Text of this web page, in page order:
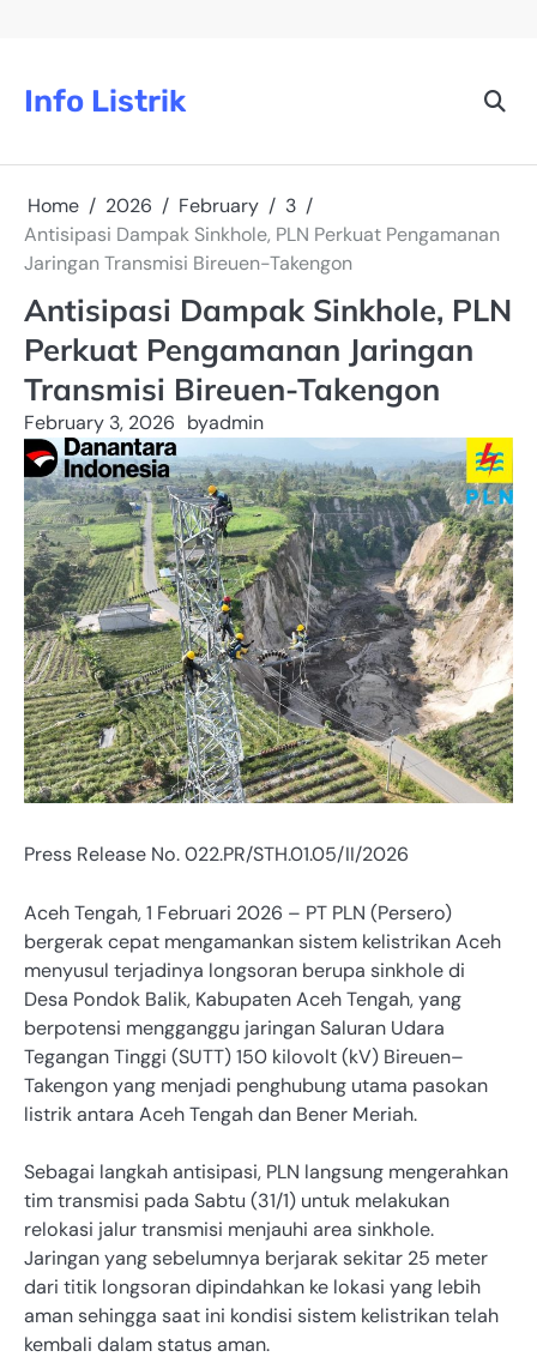
Info Listrik
Home 2026 February
3
Antisipasi Dampak Sinkhole, PLN Perkuat Pengamanan
Jaringan Transmisi Bireuen-Takengon
Antisipasi Dampak Sinkhole, PLN
Perkuat Pengamanan Jaringan
Transmisi Bireuen-Takengon
February 3, 2026 byadmin
Press Release No. 022.PR/STH.01.05/II/2026
Aceh Tengah, 1 Februari 2026 – PT PLN (Persero)
bergerak cepat mengamankan sistem kelistrikan Aceh
menyusul terjadinya longsoran berupa sinkhole di
Desa Pondok Balik, Kabupaten Aceh Tengah, yang
berpotensi mengganggu jaringan Saluran Udara
Tegangan Tinggi (SUTT) 150 kilovolt (kV) Bireuen–
Takengon yang menjadi penghubung utama pasokan
listrik antara Aceh Tengah dan Bener Meriah.
Sebagai langkah antisipasi, PLN langsung mengerahkan
tim transmisi pada Sabtu (31/1) untuk melakukan
relokasi jalur transmisi menjauhi area sinkhole.
Jaringan yang sebelumnya berjarak sekitar 25 meter
dari titik longsoran dipindahkan ke lokasi yang lebih
aman sehingga saat ini kondisi sistem kelistrikan telah
kembali dalam status aman.